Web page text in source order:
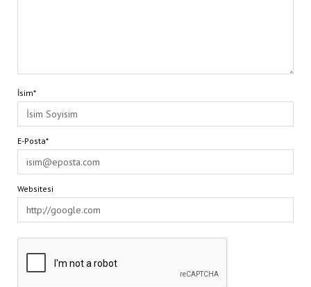
İsim*
E-Posta*
Websitesi